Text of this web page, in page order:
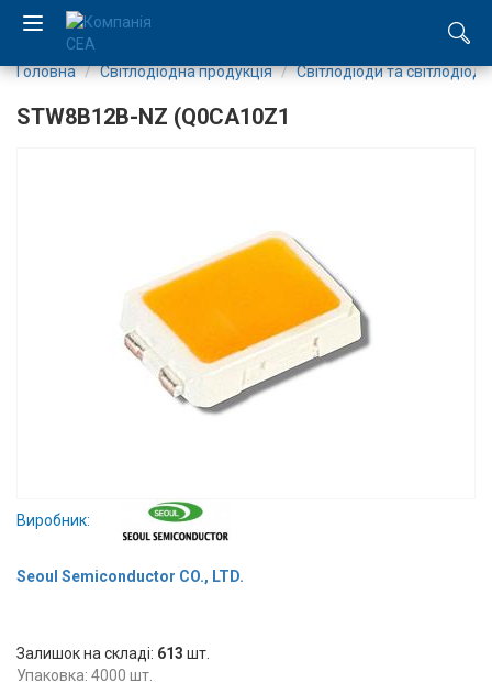
Виробництво
Послуги
Вхід/
авторизація
Контакти
Головна Світлодіодна продукція Світлодіоди та
STW8B12B-NZ (Q0CA10Z1
Виробник:
Seoul Semiconductor CO., LTD.
Залишок на складі: 613 шт.
Упаковка: 4000 шт.